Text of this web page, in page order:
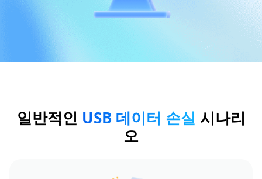
일반적인 USB 데이터 손실 시나리
오